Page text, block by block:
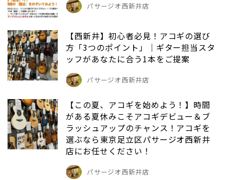
パサージオ西新井店
【西新井】初心者必見！アコギの選び
方「3つのポイント」｜ギター担当スタ
ッフがあなたに合う1本をご提案
パサージオ西新井店
【この夏、アコギを始めよう！】時間
がある夏休みこそアコギデビュー＆ブ
ラッシュアップのチャンス！アコギを
選ぶなら東京足立区パサージオ西新井
店にお任せください！
パサージオ西新井店